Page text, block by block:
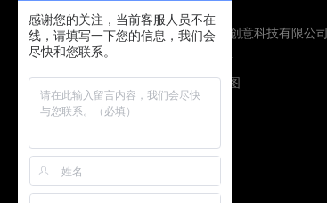
Copyright © 2019 青岛新城市创意科技有限公司
版权所有
鲁ICP备16009134号
技术支持：圭谷设计 网站地图
感谢您的关注，当前客服人员不在
线，请填写一下您的信息，我们会
尽快和您联系。